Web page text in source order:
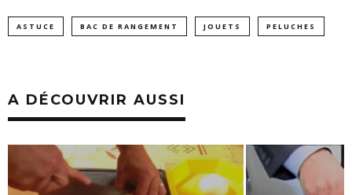
ASTUCE BAC DE RANGEMENT JOUETS PELUCHES
A DÉCOUVRIR AUSSI